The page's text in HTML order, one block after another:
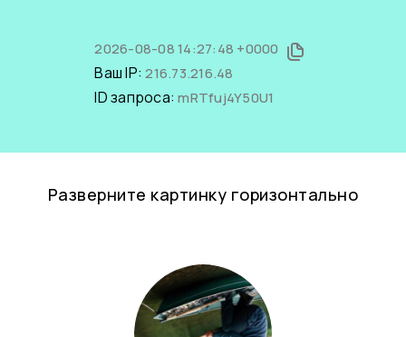
2026-08-08 14:27:48 +0000
Ваш IP:216.73.216.48
ID запроса:mRTfuj4Y50U1
Разверните картинку горизонтально